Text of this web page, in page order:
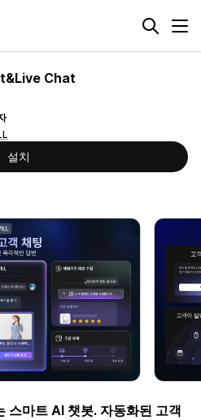
Chat
설치
스마트 AI 챗봇. 자동화된 고객